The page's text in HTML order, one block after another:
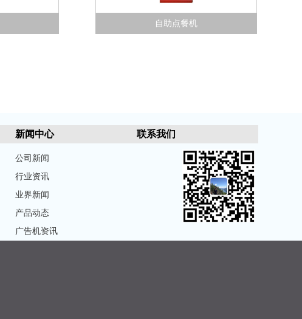
自助点餐机
新闻中心
公司新闻
行业资讯
业界新闻
产品动态
广告机资讯
联系我们